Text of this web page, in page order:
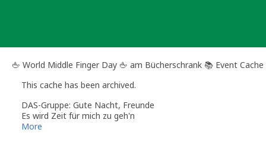
🖕 World Middle Finger Day 🖕 am Bücherschrank 📚 Event Cache
This cache has been archived.
DAS-Gruppe: Gute Nacht, Freunde
Es wird Zeit für mich zu geh'n
Was ich noch zu sagen hätte
More